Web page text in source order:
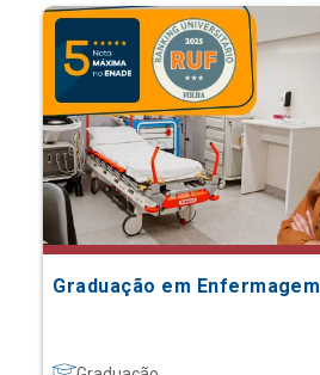
Graduação em Enfermagem